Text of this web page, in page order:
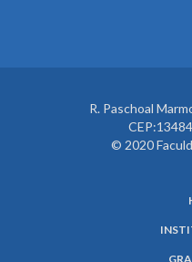
R. Paschoal
© 2020